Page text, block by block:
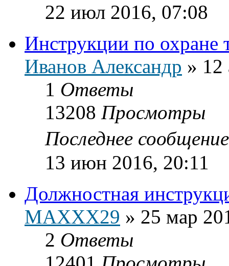
22 июл 2016, 07:08
Инструкции по охране
Иванов Александр » 12
1 Ответы
13208 Просмотры
Последнее
13 июн 2016, 20:11
Должностная
MAXXX29 » 25 мар
2 Ответы